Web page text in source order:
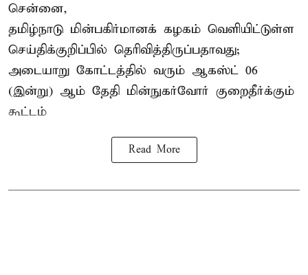
சென்னை,
தமிழ்நாடு மின்பகிர்மானக் கழகம் வெளியிட்டுள்ள
செய்திக்குறிப்பில் தெரிவித்திருப்பதாவது;
அடையாறு கோட்டத்தில் வரும் ஆகஸ்ட் 06
(இன்று) ஆம் தேதி மின்நுகர்வோர் குறைதீர்க்கும்
கூட்டம்
Read More